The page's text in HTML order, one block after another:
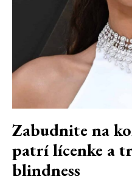
Zabudnite na
patrí lícenke a
blindness